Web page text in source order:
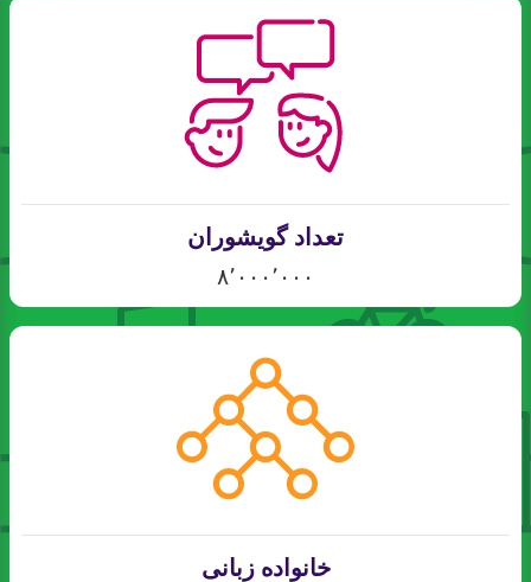
تعداد گویشوران
۸٬۰۰۰٬۰۰۰
خانواده زبانی